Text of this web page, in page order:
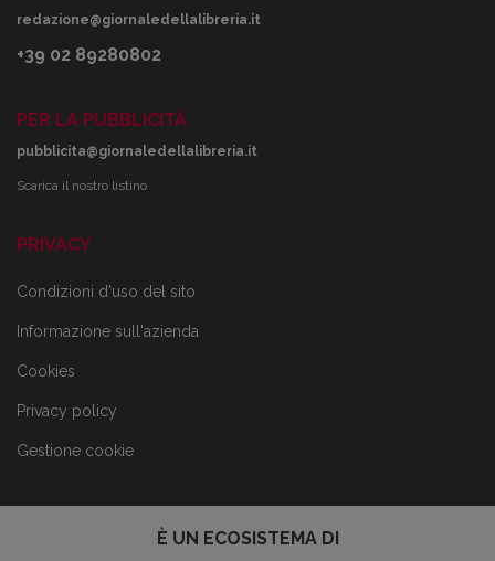
redazione@giornaledellalibreria.it
+39 02 89280802
PER LA PUBBLICITÀ
pubblicita@giornaledellalibreria.it
Scarica il nostro listino
PRIVACY
Condizioni d'uso del sito
Informazione sull'azienda
Cookies
Privacy policy
Gestione cookie
È UN ECOSISTEMA DI